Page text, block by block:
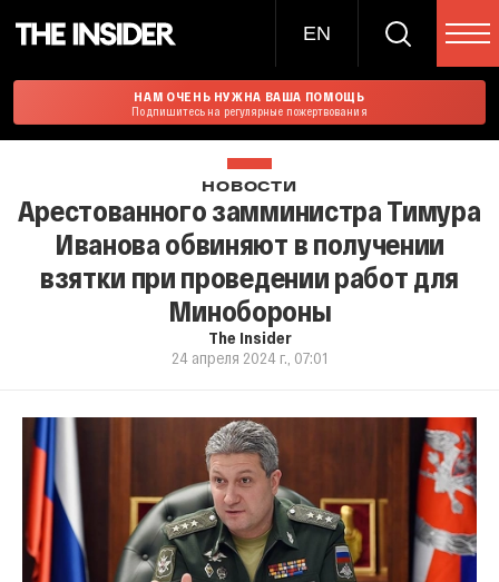
EN
НАМ ОЧЕНЬ НУЖНА ВАША ПОМОЩЬ
Подпишитесь на регулярные пожертвования
НОВОСТИ
Арестованного замминистра Тимура
Иванова обвиняют в получении
взятки при проведении работ для
Минобороны
The Insider
24 апреля 2024 г., 07:01